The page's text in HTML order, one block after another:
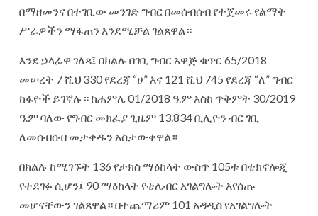
በማዘመንና በተገቢው መንገድ ግብር በመሰብሰብ የተጀመሩ የልማት
ሥራዎችን ማፋጠን እንደሚቻል ገልጸዋል።
እንደ ኃላፊዋ ገለጻ፤ በክልሉ በገቢ ግብር አዋጅ ቁጥር 65/2018
መሠረት 7 ሺህ 330 የደረጃ “ሀ” እና 121 ሺህ 745 የደረጃ “ለ” ግብር
ከፋዮች ይገኛሉ። ከሐምሌ 01/2018 ዓ.ም እስከ ጥቅምት 30/2019
ዓ.ም ባለው የግብር መክፈያ ጊዜም 13.834 ቢሊዮን ብር ገቢ
ለመሰብሰብ መታቀዱን አስታውቀዋል።
በክልሉ ከሚገኙት 136 የታክስ ማዕከላት ውስጥ 105ቱ በቴክኖሎጂ
የተደገፉ ሲሆን፤ 90 ማዕከላት የቴሌብር አገልግሎት እየሰጡ
መሆናቸውን ገልጸዋል። በተጨማሪም 101 አዳዲስ የአገልግሎት